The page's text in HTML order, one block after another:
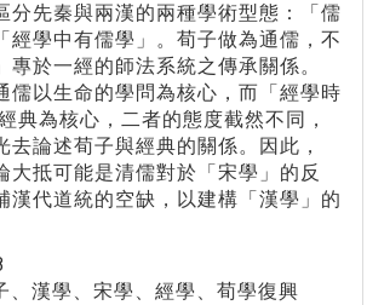
分先秦與兩漢的兩種學術型態：「儒
經學中有儒學」。荀子做為通儒，不
專於一經的師法系統之傳承關係。
儒以生命的學問為核心，而「經學時
典為核心，二者的態度截然不同，
去論述荀子與經典的關係。因此，
大抵可能是清儒對於「宋學」的反
漢代道統的空缺，以建構「漢學」的
、漢學、宋學、經學、荀學復興